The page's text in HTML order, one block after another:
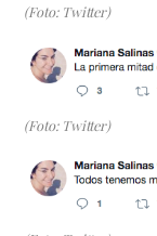
(Foto: Twitter)
(Foto: Twitter)